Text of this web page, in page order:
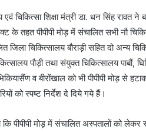
एवं चिकित्सा शिक्षा मंत्री डा. धन सिंह रावत
के तहत पीपीपी मोड़ में संचालित सभी नौ
जिला चिकित्सालय बौराड़ी सहित दो अन्य
पौड़ी तथा संयुक्त चिकित्सालय पाबौं,
व बीरोंखाल को भी पीपीपी मोड़ से
को स्पष्ट निर्देश दे दिये गये हैं।
पीपीपी मोड़ में संचालित अस्पतालों को लेकर